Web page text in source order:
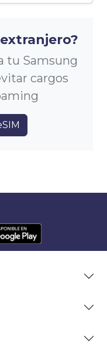
tu Samsung
cargos